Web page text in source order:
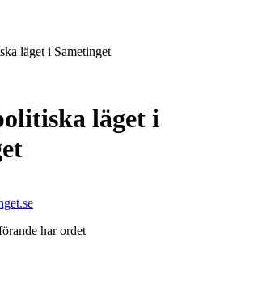
läget i Sametinget
läget i
har ordet